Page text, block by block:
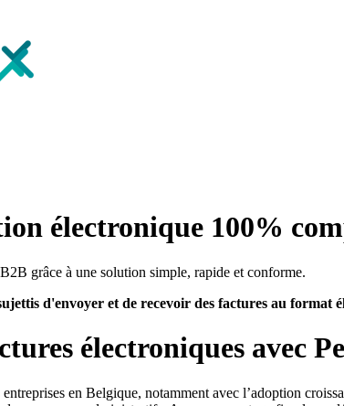
électronique 100%
grâce à une solution simple, rapide et conforme.
d'envoyer et de recevoir des factures au format
électroniques avec
en Belgique, notamment avec l’adoption